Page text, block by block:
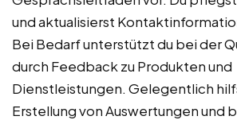
und aktualisierst
Bei Bedarf unterstützt du bei der
durch Feedback zu Produkten und
Dienstleistungen. Gelegentlich
Erstellung von Auswertungen und